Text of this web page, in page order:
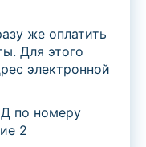
же оплатить
Для этого
электронной